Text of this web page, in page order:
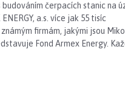
čerpacích stanic na
a.s. více jak 55 tisíc
firmám, jakými jsou
Fond Armex Energy.